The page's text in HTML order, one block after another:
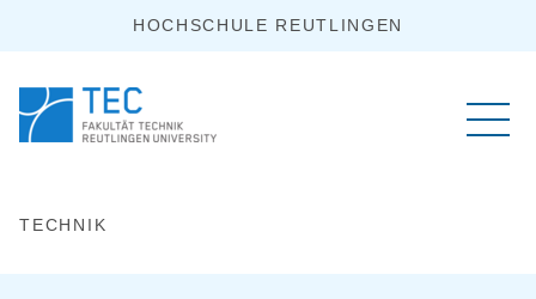
HOCHSCHULE REUTLINGEN
TECHNIK